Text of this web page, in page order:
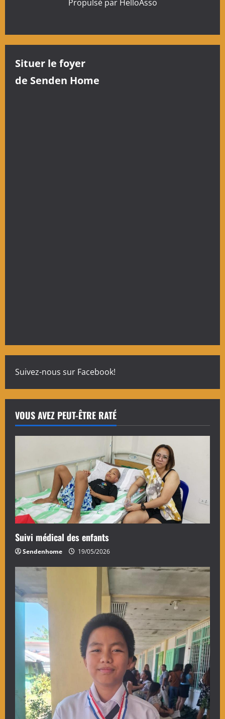
Propulsé par HelloAsso
Situer le foyer
de Senden Home
Suivez-nous sur Facebook!
VOUS AVEZ PEUT-ÊTRE RATÉ
Suivi médical des enfants
Sendenhome 19/05/2026